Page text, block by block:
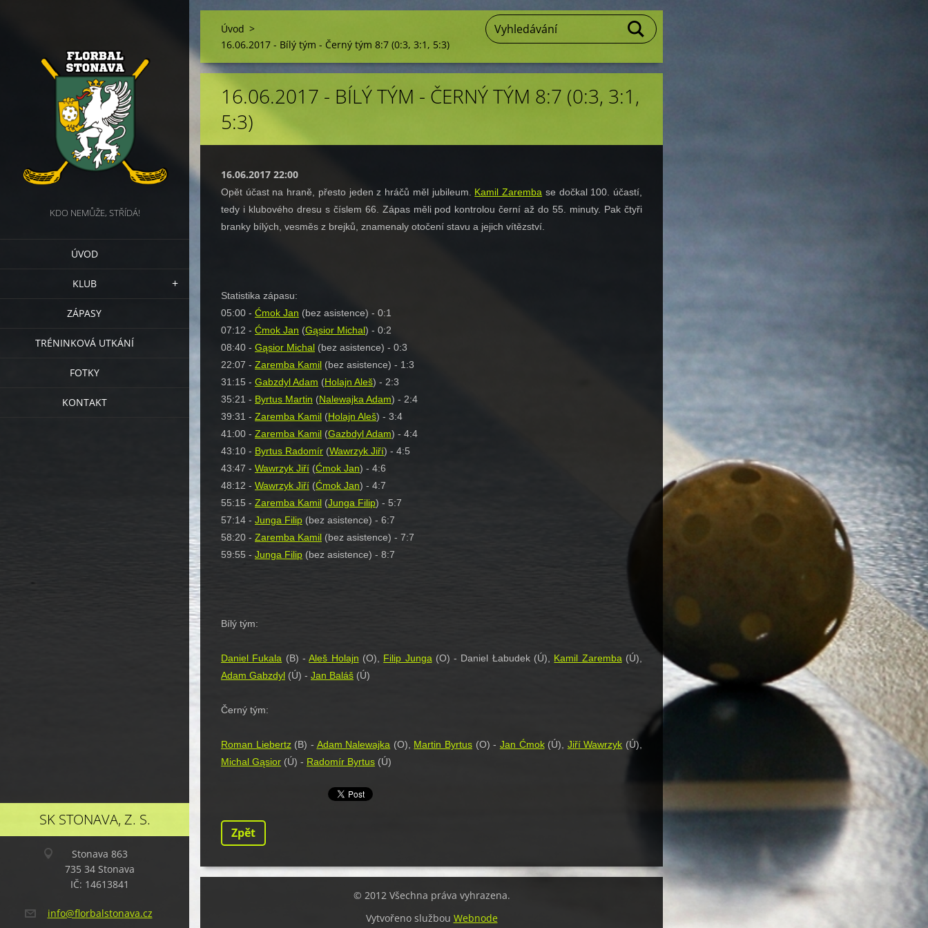
KDO NEMŮŽE, STŘÍDÁ!
ÚVOD
KLUB
ZÁPASY
TRÉNINKOVÁ UTKÁNÍ
FOTKY
KONTAKT
SK STONAVA, Z. S.
Stonava 863
735 34 Stonava
IČ: 14613841
info@florbalstonava.cz
Úvod >
16.06.2017 - Bílý tým - Černý tým 8:7 (0:3, 3:1, 5:3)
16.06.2017 - BÍLÝ TÝM - ČERNÝ TÝM 8:7 (0:3, 3:1,
5:3)
16.06.2017 22:00
Opět účast na hraně, přesto jeden z hráčů měl jubileum. Kamil Zaremba se dočkal 100. účastí,
tedy i klubového dresu s číslem 66. Zápas měli pod kontrolou černí až do 55. minuty. Pak čtyři
branky bílých, vesměs z brejků, znamenaly otočení stavu a jejich vítězství.
Statistika zápasu:
05:00 - Ćmok Jan (bez asistence) - 0:1
07:12 - Ćmok Jan (Gąsior Michal) - 0:2
08:40 - Gąsior Michal (bez asistence) - 0:3
22:07 - Zaremba Kamil (bez asistence) - 1:3
31:15 - Gabzdyl Adam (Holajn Aleš) - 2:3
35:21 - Byrtus Martin (Nalewajka Adam) - 2:4
39:31 - Zaremba Kamil (Holajn Aleš) - 3:4
41:00 - Zaremba Kamil (Gazbdyl Adam) - 4:4
43:10 - Byrtus Radomír (Wawrzyk Jiří) - 4:5
43:47 - Wawrzyk Jiří (Ćmok Jan) - 4:6
48:12 - Wawrzyk Jiří (Ćmok Jan) - 4:7
55:15 - Zaremba Kamil (Junga Filip) - 5:7
57:14 - Junga Filip (bez asistence) - 6:7
58:20 - Zaremba Kamil (bez asistence) - 7:7
59:55 - Junga Filip (bez asistence) - 8:7
Bílý tým:
Daniel Fukala (B) -Aleš Holajn (O), Filip Junga (O) - Daniel Łabudek (Ú), Kamil Zaremba (Ú),
Adam Gabzdyl (Ú) - Jan Baláš (Ú)
Černý tým:
Roman Liebertz(B) - Adam Nalewajka (O), Martin Byrtus (O) - Jan Ćmok(Ú), Jiří Wawrzyk (Ú),
Michal Gąsior (Ú) - Radomír Byrtus (Ú)
Zpět
© 2012 Všechna práva vyhrazena.
Vytvořeno službou Webnode